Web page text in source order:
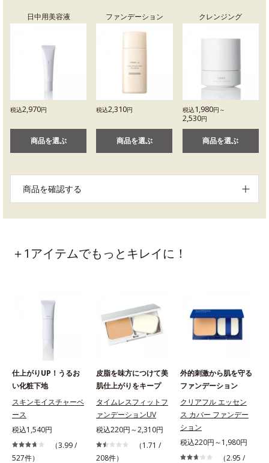
日中用美容液
税込2,970円
商品を選ぶ
ファンデーション
税込2,310円
商品を選ぶ
クレンジング
税込1,980円～
2,530円
商品を選ぶ
商品を確認する
＋1アイテムでもっとキレイに！
仕上がりUP！うるお
い化粧下地
スキンモイスチャーベ
ース
税込1,540円
（3.99 /
527件）
皮脂を味方につけて美
肌仕上がりをキープ
タイムレスフィットフ
ァンデーションUV
税込220円～2,310円
（1.71 /
208件）
外的刺激から肌を守る
ファンデーション
クリアフル エッセン
ス カバー ファンデー
ション
税込220円～1,980円
（2.95 /